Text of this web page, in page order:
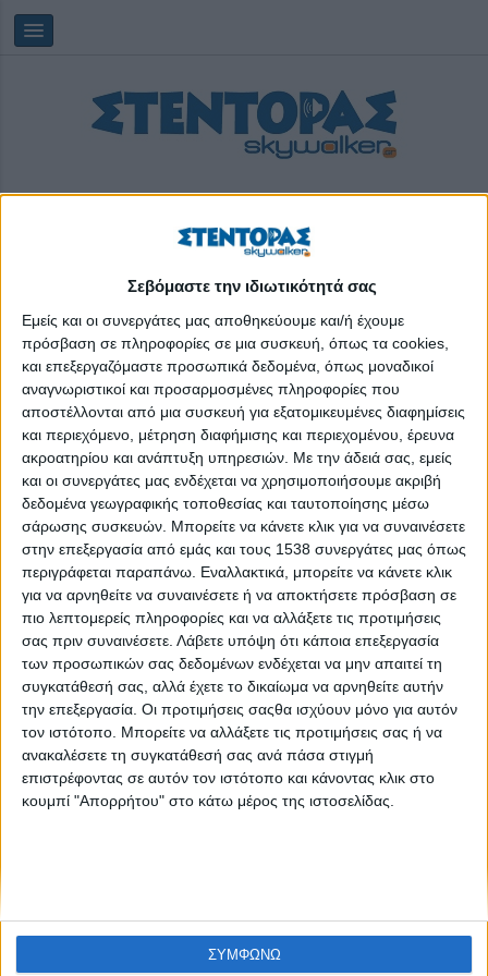
Σεβόμαστε την ιδιωτικότητά σας
Εμείς και οι συνεργάτες μας αποθηκεύουμε και/ή έχουμε
πρόσβαση σε πληροφορίες σε μια συσκευή, όπως τα cookies,
και επεξεργαζόμαστε προσωπικά δεδομένα, όπως μοναδικοί
αναγνωριστικοί και προσαρμοσμένες πληροφορίες που
αποστέλλονται από μια συσκευή για εξατομικευμένες διαφημίσεις
και περιεχόμενο, μέτρηση διαφήμισης και περιεχομένου, έρευνα
ακροατηρίου και ανάπτυξη υπηρεσιών. Με την άδειά σας, εμείς
και οι συνεργάτες μας ενδέχεται να χρησιμοποιήσουμε ακριβή
δεδομένα γεωγραφικής τοποθεσίας και ταυτοποίησης μέσω
σάρωσης συσκευών. Μπορείτε να κάνετε κλικ για να συναινέσετε
στην επεξεργασία από εμάς και τους 1538 συνεργάτες μας όπως
περιγράφεται παραπάνω. Εναλλακτικά, μπορείτε να κάνετε κλικ
για να αρνηθείτε να συναινέσετε ή να αποκτήσετε πρόσβαση σε
πιο λεπτομερείς πληροφορίες και να αλλάξετε τις προτιμήσεις
σας πριν συναινέσετε. Λάβετε υπόψη ότι κάποια επεξεργασία
των προσωπικών σας δεδομένων ενδέχεται να μην απαιτεί τη
συγκατάθεσή σας, αλλά έχετε το δικαίωμα να αρνηθείτε αυτήν
την επεξεργασία. Οι προτιμήσεις σαςθα ισχύουν μόνο για αυτόν
τον ιστότοπο. Μπορείτε να αλλάξετε τις προτιμήσεις σας ή να
ανακαλέσετε τη συγκατάθεσή σας ανά πάσα στιγμή
επιστρέφοντας σε αυτόν τον ιστότοπο και κάνοντας κλικ στο
κουμπί "Απορρήτου" στο κάτω μέρος της ιστοσελίδας.
ΣΥΜΦΩΝΩ
Δευτέρα, 10/08/202604:13:23
ψυχική θεραπεία
Η αντίσταση στη θεραπεία. Τι θα χάσω αν θεραπευτώ;
None feed
CONNECT